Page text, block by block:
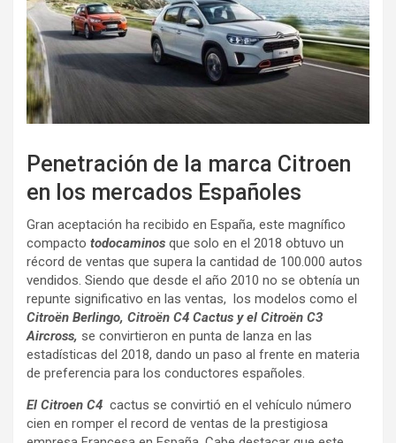
Penetración de la marca Citroen
en los mercados Españoles
Gran aceptación ha recibido en España, este magnífico
compacto todocaminos que solo en el 2018 obtuvo un
récord de ventas que supera la cantidad de 100.000 autos
vendidos. Siendo que desde el año 2010 no se obtenía un
repunte significativo en las ventas, los modelos como el
Citroën Berlingo, Citroën C4 Cactus y el Citroën C3
Aircross, se convirtieron en punta de lanza en las
estadísticas del 2018, dando un paso al frente en materia
de preferencia para los conductores españoles.
El Citroen C4 cactus se convirtió en el vehículo número
cien en romper el record de ventas de la prestigiosa